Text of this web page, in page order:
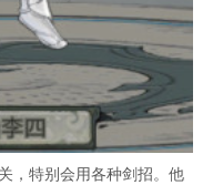
，特别会用各种剑招。他